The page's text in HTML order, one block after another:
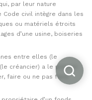
par leur nature
Code civil intègre dans les
ou matériels étroits
d’une usine, boiseries
entre elles (le
créancier) a le pouvoir
faire ou ne pas faire